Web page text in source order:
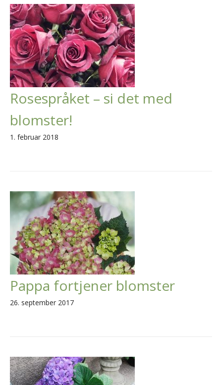
Rosespråket – si det med
blomster!
1. februar 2018
Pappa fortjener blomster
26. september 2017